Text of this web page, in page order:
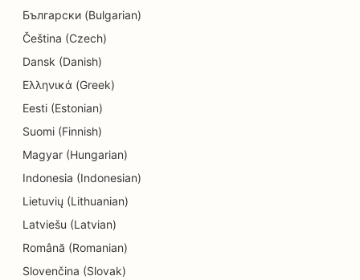
SEO Donut kauplustele
SEO hariduse ja lastehoiuteenuste jaoks
SEO keemilise puhastuse jaoks
SEO elektrikele
SEO endodontidele
SEO meelelahutuse ja vaba aja veetmise jaoks
SEO inseneribüroodele
EO etniliste restoranide jaoks
Български (Bulgarian)
Čeština (Czech)
Dansk (Danish)
Ελληνικά (Greek)
Eesti (Estonian)
Suomi (Finnish)
Magyar (Hungarian)
Indonesia (Indonesian)
Lietuvių (Lithuanian)
Latviešu (Latvian)
Română (Romanian)
Slovenčina (Slovak)